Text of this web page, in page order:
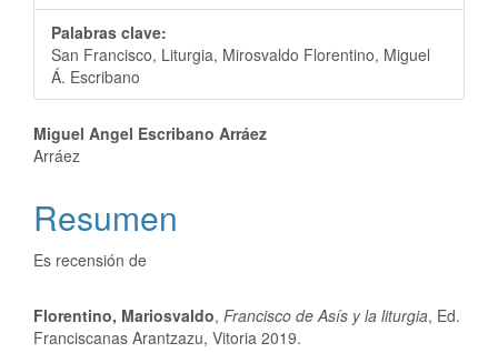
Palabras clave:
San Francisco, Liturgia, Mirosvaldo Florentino, Miguel
Á. Escribano
Miguel Angel Escribano Arráez
Arráez
Resumen
Es recensión de
Florentino, Mariosvaldo, Francisco de Asís y la liturgia, Ed.
Franciscanas Arantzazu, Vitoria 2019.